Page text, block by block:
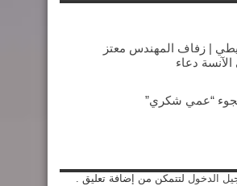
| زفاف المهندس معتز
دعاء
“عمي شكري”
الدخول لتتمكن من إضافة تعليق .